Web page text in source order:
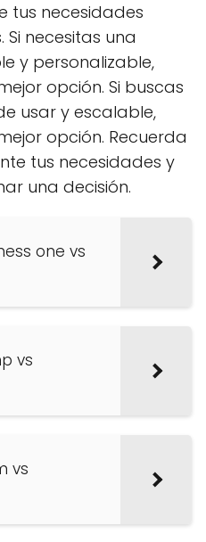
tus necesidades
necesitas una
y personalizable,
opción. Si buscas
usar y escalable,
opción. Recuerda
tus necesidades y
una decisión.
one vs
vs
vs